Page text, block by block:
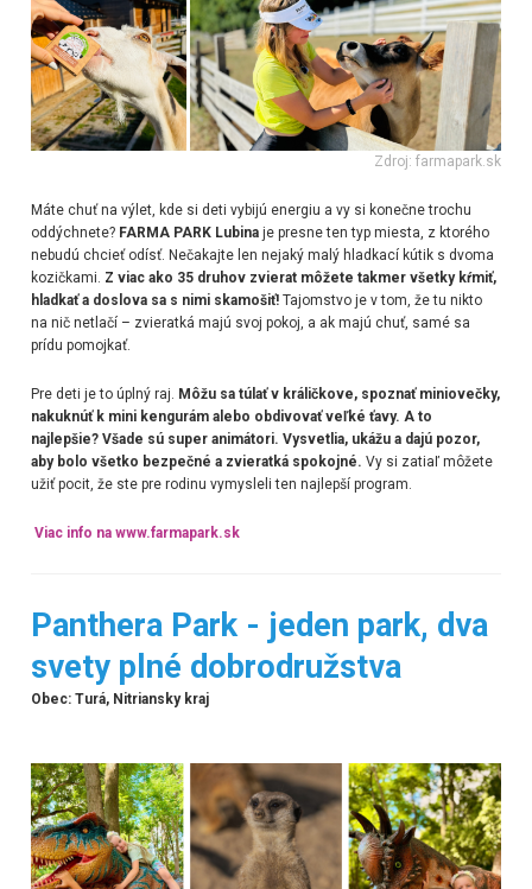
Zdroj: farmapark.sk
Máte chuť na výlet, kde si deti vybijú energiu a vy si konečne trochu
oddýchnete?FARMA PARK Lubinaje presne ten typ miesta, z ktorého
nebudú chcieť odísť. Nečakajte len nejaký malý hladkací kútik s dvoma
kozičkami. Z viac ako 35 druhov zvierat môžete takmer všetky kŕmiť,
hladkať a doslova sa s nimi skamošiť!Tajomstvo je v tom, že tu nikto
na nič netlačí – zvieratká majú svoj pokoj, a ak majú chuť, samé sa
prídu pomojkať.
Pre deti je to úplný raj. Môžu sa túlať v králičkove, spoznať miniovečky,
nakuknúť k mini kengurám alebo obdivovať veľké ťavy. A to
najlepšie? Všade sú super animátori. Vysvetlia, ukážu a dajú pozor,
aby bolo všetko bezpečné a zvieratká spokojné. Vy si zatiaľ môžete
užiť pocit, že ste pre rodinu vymysleli ten najlepší program.
Viac info na www.farmapark.sk
Panthera Park - jeden park, dva
svety plné dobrodružstva
Obec: Turá, Nitriansky kraj